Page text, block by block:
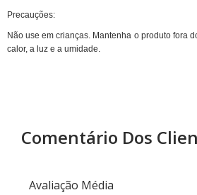
Flaconete Rosca 13
Pote 33 ml
Precauções:
Não use em crianças. Mantenha o produto fora
calor, a luz e a umidade.
Comentário Dos
Avaliação Média